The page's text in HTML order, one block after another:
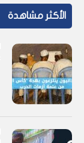
الأكثر مشاهدة